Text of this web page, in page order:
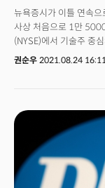
요청에 애플의 답변은 “
돌아오려면 다른 업체
요청을 단칼에 거절했죠
줄 근거가 없다는 겁니
판결까지. 영향력을 제
느끼고 있을 것으로 보
모른다는 위기감입니
같은 문제로 구글을 제
이 판결에도 관심이 쏠리
뉴욕증시가 이틀 연속
사상 처음으로 1만
(NYSE)에서 기술주 중
오른 15,019.80에 장을
마감했다. S&P 지수도
1.6%가량 올랐고, 자재,
필수소비재와 부동산,
비롯한 빅테크 주가들
따른 여행산업 재개 기
상승했다. 이번 정식 승
권순우 2021.08.24